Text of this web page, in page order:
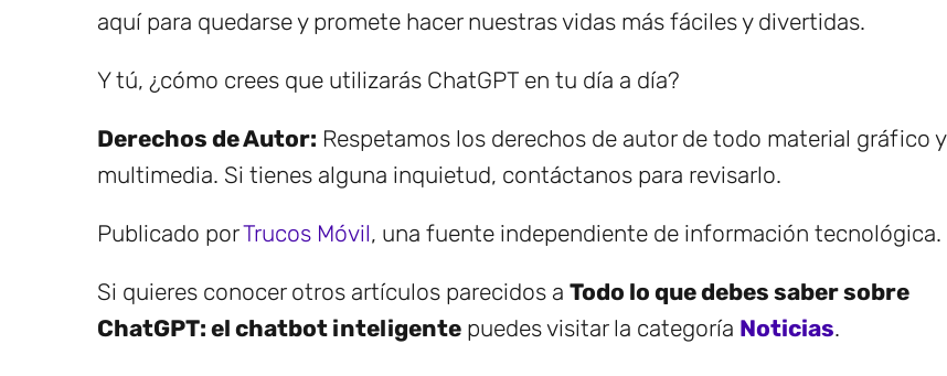
aquí para quedarse y promete hacer nuestras vidas más fáciles y divertidas.
Y tú, ¿cómo crees que utilizarás ChatGPT en tu día a día?
Derechos de Autor: Respetamos los derechos de autor de todo material gráfico y
multimedia. Si tienes alguna inquietud, contáctanos para revisarlo.
Publicado porTrucos Móvil, una fuente independiente de información tecnológica.
Si quieres conocer otros artículos parecidos a Todo lo que debes saber sobre
ChatGPT: el chatbot inteligente puedes visitar la categoría Noticias.